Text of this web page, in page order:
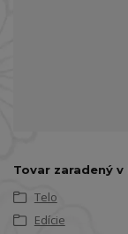
Tovar zaradený
Telo
Edície